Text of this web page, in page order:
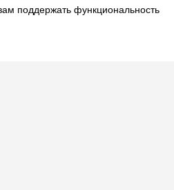
поддержать функциональность